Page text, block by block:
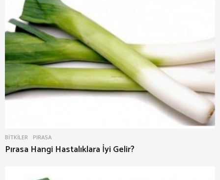
BITKILER PIRASA
Pırasa Hangi Hastalıklara İyi Gelir?